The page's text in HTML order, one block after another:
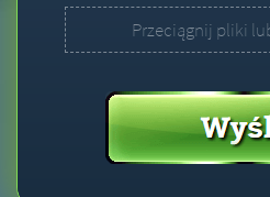
Przeciągnij pliki